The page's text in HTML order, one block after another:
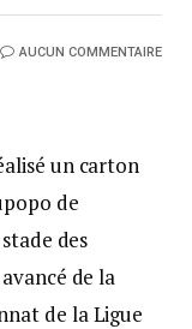
AUCUN COMMENTAIRE
un carton
de
des
de la
de la Ligue